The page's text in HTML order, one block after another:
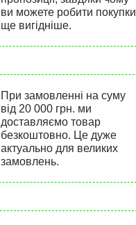
ви можете робити покупки
ще вигідніше.
При замовленні на суму
від 20 000 грн. ми
доставляємо товар
безкоштовно. Це дуже
актуально для великих
замовлень.